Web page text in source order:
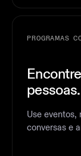
PROGRAMAS
pessoas.
Use
conversas e